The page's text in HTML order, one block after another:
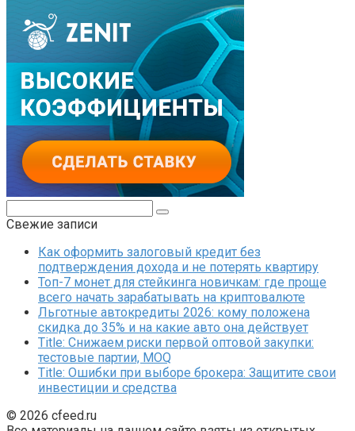
Свежие записи
Как оформить залоговый кредит без
подтверждения дохода и не потерять квартиру
Топ-7 монет для стейкинга новичкам: где проще
всего начать зарабатывать на криптовалюте
Льготные автокредиты 2026: кому положена
скидка до 35% и на какие авто она действует
Title: Снижаем риски первой оптовой закупки:
тестовые партии, MOQ
Title: Ошибки при выборе брокера: Защитите свои
инвестиции и средства
© 2026 cfeed.ru